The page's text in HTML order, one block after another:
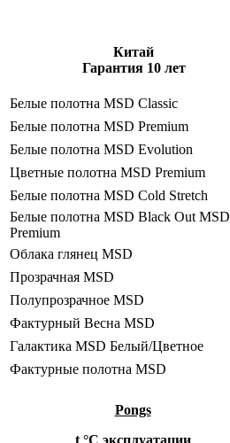
Китай
Гарантия 10 лет
Белые полотна MSD Сlassic
Белые полотна MSD Premium
Белые полотна MSD Evolution
Цветные полотна MSD Premium
Белые полотна MSD Cold Stretch
Белые полотна MSD Black Out MSD
Premium
Облака глянец MSD
Прозрачная MSD
Полупрозрачное MSD
Фактурный Весна MSD
Галактика MSD Белый/Цветное
Фактурные полотна MSD
Pongs
t °С эксплуатации